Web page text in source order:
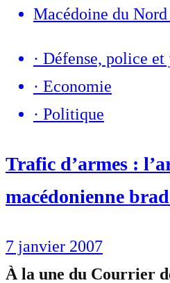
Macédoine du Nord
· Défense, police et
· Economie
· Politique
Trafic d’armes :
macédonienne
7 janvier 2007
À la une du Courrier